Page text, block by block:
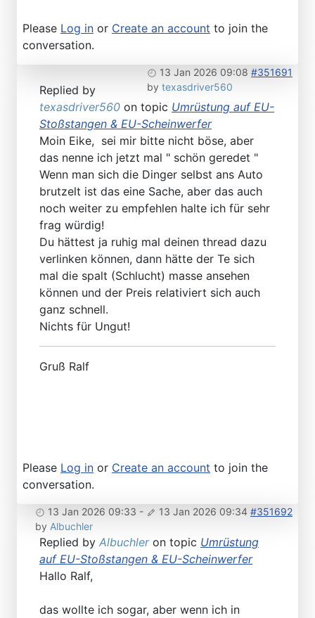
Please Log in or Create an account to join the
conversation.
13 Jan 2026 09:08 #351691
by texasdriver560
Replied by
texasdriver560 on topic Umrüstung auf EU-
Stoßstangen & EU-Scheinwerfer
Moin Eike, sei mir bitte nicht böse, aber
das nenne ich jetzt mal " schön geredet "
Wenn man sich die Dinger selbst ans Auto
brutzelt ist das eine Sache, aber das auch
noch weiter zu empfehlen halte ich für sehr
frag würdig!
Du hättest ja ruhig mal deinen thread dazu
verlinken können, dann hätte der Te sich
mal die spalt (Schlucht) masse ansehen
können und der Preis relativiert sich auch
ganz schnell.
Nichts für Ungut!
Gruß Ralf
Please Log in or Create an account to join the
conversation.
13 Jan 2026 09:33 - 13 Jan 2026 09:34 #351692
by Albuchler
Replied by Albuchleron topic Umrüstung
auf EU-Stoßstangen & EU-Scheinwerfer
Hallo Ralf,
das wollte ich sogar, aber wenn ich in